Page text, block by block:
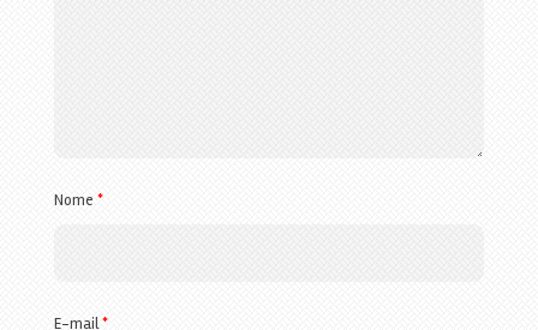
Nome *
E-mail*